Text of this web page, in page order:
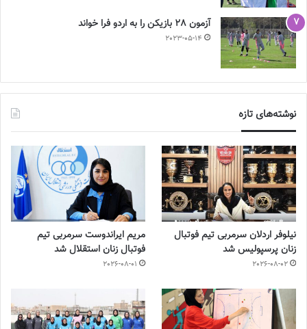
آزمون 28 بازیکن را به اردو فرا خواند
2023-05-14
نوشته‌های تازه
نیلوفر اردلان سرمربی تیم فوتبال
زنان پرسپولیس شد
2026-08-02
مریم ایراندوست سرمربی تیم
فوتبال زنان استقلال شد
2026-08-01